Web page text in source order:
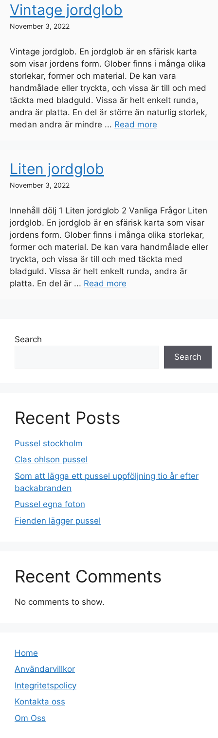
Vintage jordglob
November 3, 2022
Vintage jordglob. En jordglob är en sfärisk karta
som visar jordens form. Glober finns i många olika
storlekar, former och material. De kan vara
handmålade eller tryckta, och vissa är till och med
täckta med bladguld. Vissa är helt enkelt runda,
andra är platta. En del är större än naturlig storlek,
medan andra är mindre ... Read more
Liten jordglob
November 3, 2022
Innehåll dölj 1 Liten jordglob 2 Vanliga Frågor Liten
jordglob. En jordglob är en sfärisk karta som visar
jordens form. Glober finns i många olika storlekar,
former och material. De kan vara handmålade eller
tryckta, och vissa är till och med täckta med
bladguld. Vissa är helt enkelt runda, andra är
platta. En del är ... Read more
Search
Search
Recent Posts
Pussel stockholm
Clas ohlson pussel
Som att lägga ett pussel uppföljning tio år efter
backabranden
Pussel egna foton
Fienden lägger pussel
Recent Comments
No comments to show.
Home
Användarvillkor
Integritetspolicy
Kontakta oss
Om Oss